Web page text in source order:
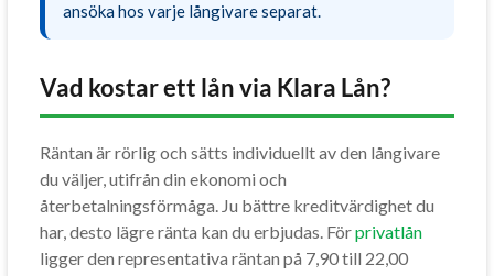
ansöka hos varje långivare separat.
Vad kostar ett lån via Klara Lån?
Räntan är rörlig och sätts individuellt av den långivare
du väljer, utifrån din ekonomi och
återbetalningsförmåga. Ju bättre kreditvärdighet du
har, desto lägre ränta kan du erbjudas. Förprivatlån
ligger den representativa räntan på 7,90 till 22,00